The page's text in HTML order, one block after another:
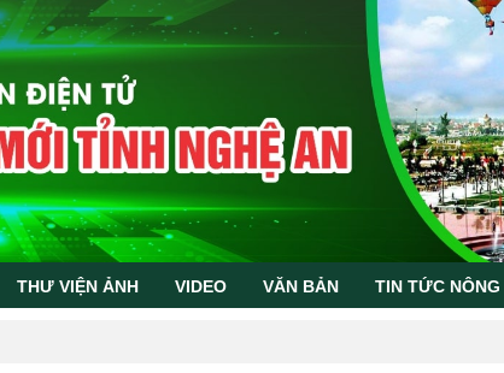
THƯ VIỆN ẢNH VIDEO VĂN BẢN TIN TỨC